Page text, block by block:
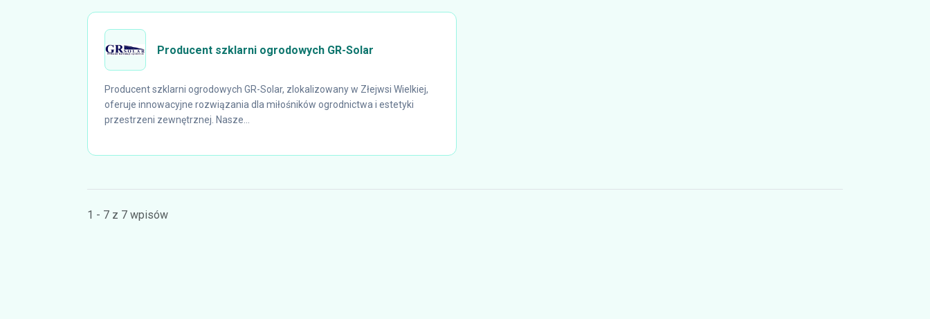
Producent szklarni ogrodowych GR-Solar
Producent szklarni ogrodowych GR-Solar, zlokalizowany w Złejwsi Wielkiej,
oferuje innowacyjne rozwiązania dla miłośników ogrodnictwa i estetyki
przestrzeni zewnętrznej. Nasze...
1 - 7 z 7 wpisów